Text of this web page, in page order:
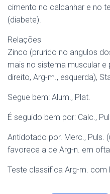
cimento no calcanhar e no
(diabete).
Relações
Zinco (prurido no angulos
mais no sistema muscular e
direito, Arg-m., esquerda),
Segue bem: Alum., Plat.
É seguido bem por: Calc.,
Antidotado por. Merc., Puls.
favorece a de Arg-n. em
Teste classifica Arg-m. com